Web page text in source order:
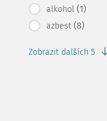
alkohol (1)
azbest (8)
Zobrazit dalších 5